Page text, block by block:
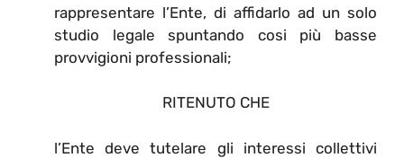
rappresentare l’Ente, di affidarlo ad un solo
studio legale spuntando cosi più basse
provvigioni professionali;
RITENUTO CHE
l’Ente deve tutelare gli interessi collettivi